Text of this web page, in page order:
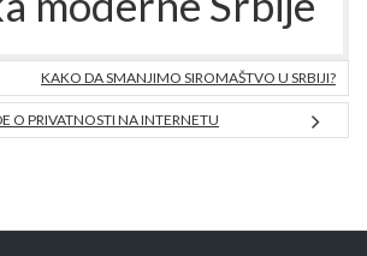
KAKO DA SMANJIMO SIROMAŠTVO U SRBIJI?
O PRIVATNOSTI NA INTERNETU